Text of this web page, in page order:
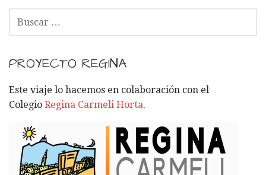
C
R
:
PROYECTO REGINA
Este viaje lo hacemos en colaboración con el
Colegio Regina Carmeli Horta.